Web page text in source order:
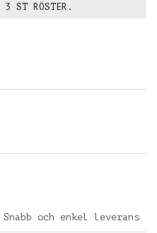
3 ST RÖSTER.
och enkel leverans